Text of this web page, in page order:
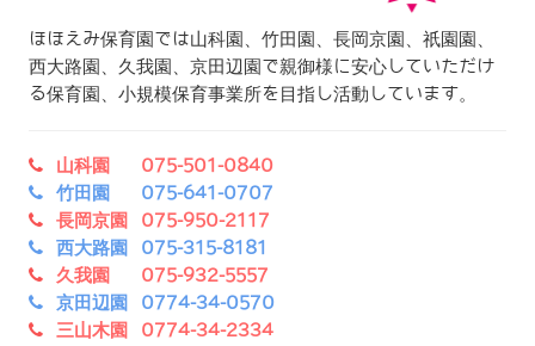
ほほえみ保育園では山科園、竹田園、長岡京園、祇園園、
西大路園、久我園、京田辺園で親御様に安心していただけ
る保育園、小規模保育事業所を目指し活動しています。
山科園 075-501-0840
竹田園 075-641-0707
長岡京園 075-950-2117
西大路園 075-315-8181
久我園 075-932-5557
京田辺園 0774-34-0570
三山木園 0774-34-2334